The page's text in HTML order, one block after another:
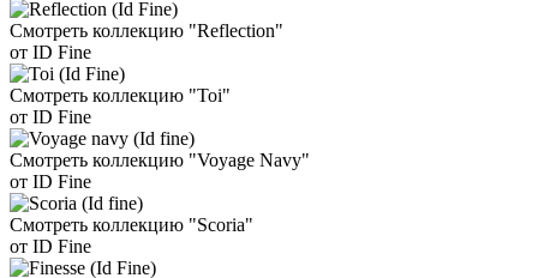
Смотреть коллекцию "Reflection"
от ID Fine
Смотреть коллекцию "Toi"
от ID Fine
Смотреть коллекцию "Voyage Navy"
от ID Fine
Смотреть коллекцию "Scoria"
от ID Fine